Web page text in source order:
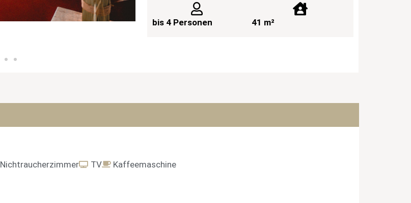
bis 4 Personen 41 m²
Nichtraucherzimmer TV Kaffeemaschine